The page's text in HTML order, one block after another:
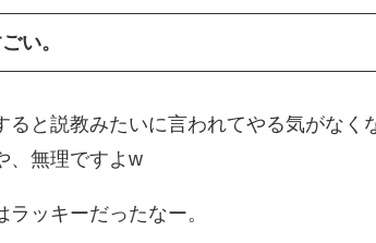
い。
ると説教みたいに言われてやる気がな
、無理ですよw
ッキーだったなー。